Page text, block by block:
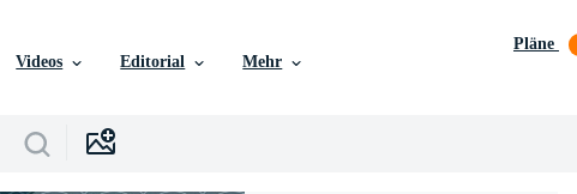
Videos Editorial Mehr
Pläne